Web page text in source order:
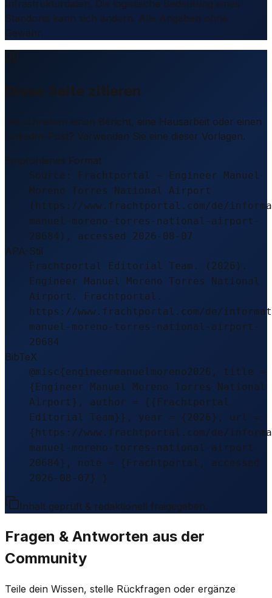
Infrastrukturdaten. Die logistische Bedeutung eines
Standorts kann sich ändern. Alle Angaben ohne
Gewähr.
Diese Seite zitieren
Sie schreiben einen Bericht, eine Hausarbeit oder einen
LinkedIn-Post? Verwenden Sie eine dieser Vorlagen.
Empfohlenes Format
Source: Frachtportal – Engineer Manuel
Moreno Torres National Airport
(https://www.frachtportal.com/de/
manuel-moreno-torres-national-airport-
20684), accessed 2026-08-07
APA-Stil
Frachtportal Editorial Team. (2026).
Engineer Manuel Moreno Torres National
Airport. Frachtportal.
https://www.frachtportal.com/de/
manuel-moreno-torres-national-airport-
20684
BibTeX
@misc{engineermanuelmoreno2026, title =
{Engineer Manuel Moreno Torres National
Airport}, author = {{Frachtportal
Editorial Team}}, year = {2026}, url =
{https://www.frachtportal.com/de/
manuel-moreno-torres-national-airport-
20684}, note = {Frachtportal, accessed
2026-08-07} }
Inhalt geprüft & redaktionell freigegeben.
Fragen & Antworten aus der
Community
Teile dein Wissen, stelle Rückfragen oder ergänze